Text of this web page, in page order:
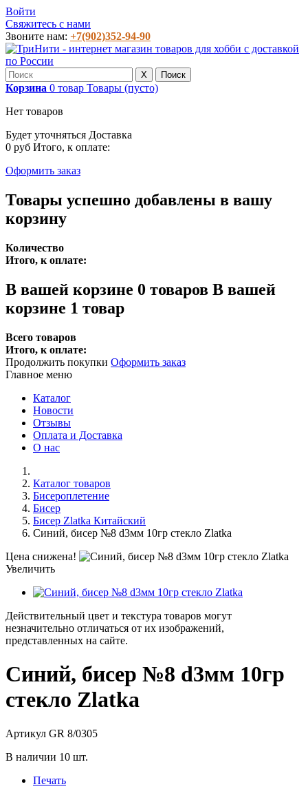
Войти
Свяжитесь с нами
Звоните нам: +7(902)352-94-90
X Поиск
Корзина 0 товар Товары (пусто)
Нет товаров
Будет уточняться Доставка
0 руб Итого, к оплате:
Оформить заказ
Товары успешно добавлены в вашу
корзину
Количество
Итого, к оплате:
В вашей корзине 0 товаров В вашей
корзине 1 товар
Всего товаров
Итого, к оплате:
Продолжить покупки Оформить заказ
Главное меню
Каталог
Новости
Отзывы
Оплата и Доставка
О нас
Каталог товаров
Бисероплетение
Бисер
Бисер Zlatka Китайский
Синий, бисер №8 d3мм 10гр стекло Zlatka
Цена снижена!
Увеличить
Действительный цвет и текстура товаров могут
незначительно отличаться от их изображений,
представленных на сайте.
Синий, бисер №8 d3мм 10гр
стекло Zlatka
Артикул GR 8/0305
В наличии 10 шт.
Печать